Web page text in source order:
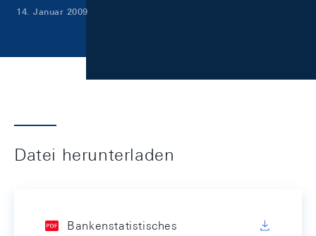
14. Januar 2009
Datei herunterladen
Bankenstatistisches